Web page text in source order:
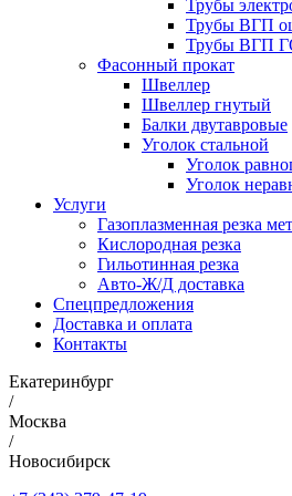
Трубы
Трубы ВГП
Трубы ВГП
Фасонный прокат
Швеллер
Швеллер гнутый
Балки двутавровые
Уголок стальной
Уголок
Уголок
Услуги
Газоплазменная резка
Кислородная резка
Гильотинная резка
Авто-Ж/Д доставка
Спецпредложения
Доставка и оплата
Контакты
Екатеринбург
/
Москва
/
Новосибирск